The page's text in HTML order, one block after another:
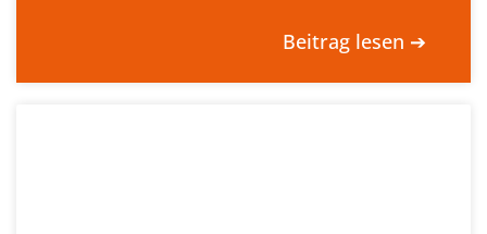
Beitrag lesen ➔